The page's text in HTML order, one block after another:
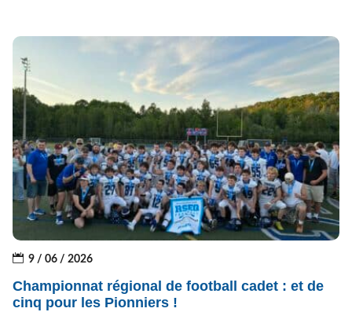
9 / 06 / 2026
Championnat régional de football cadet : et de
cinq pour les Pionniers !